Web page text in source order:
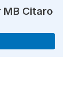
MB Citaro